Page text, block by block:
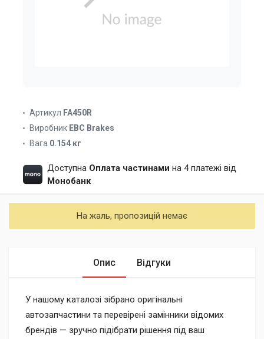
Артикул FA450R
Виробник EBC Brakes
Вага 0.154 кг
Доступна Оплата частинами на 4 платежі від
Монобанк
На жаль, пропозицій немає
Опис Відгуки
У нашому каталозі зібрано оригінальні
автозапчастини та перевірені замінники відомих
брендів — зручно підібрати рішення під ваш